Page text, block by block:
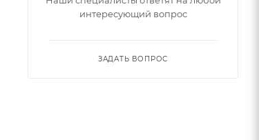
интересующий вопрос
ЗАДАТЬ ВОПРОС